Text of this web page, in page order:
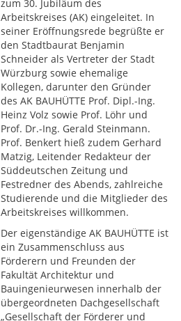
zum 30. Jubiläum des
Arbeitskreises (AK) eingeleitet. In
seiner Eröffnungsrede begrüßte er
den Stadtbaurat Benjamin
Schneider als Vertreter der Stadt
Würzburg sowie ehemalige
Kollegen, darunter den Gründer
des AK BAUHÜTTE Prof. Dipl.-Ing.
Heinz Volz sowie Prof. Löhr und
Prof. Dr.-Ing. Gerald Steinmann.
Prof. Benkert hieß zudem Gerhard
Matzig, Leitender Redakteur der
Süddeutschen Zeitung und
Festredner des Abends, zahlreiche
Studierende und die Mitglieder des
Arbeitskreises willkommen.
Der eigenständige AK BAUHÜTTE ist
ein Zusammenschluss aus
Förderern und Freunden der
Fakultät Architektur und
Bauingenieurwesen innerhalb der
übergeordneten Dachgesellschaft
„Gesellschaft der Förderer und